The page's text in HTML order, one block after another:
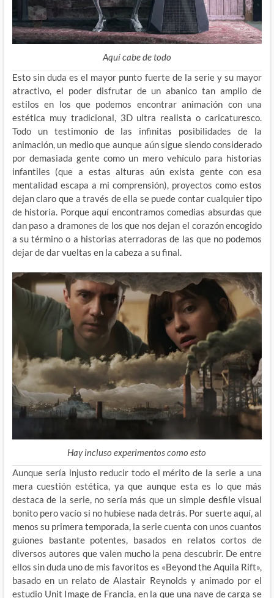
Aquí cabe de todo
Esto sin duda es el mayor punto fuerte de la serie y su mayor
atractivo, el poder disfrutar de un abanico tan amplio de
estilos en los que podemos encontrar animación con una
estética muy tradicional, 3D ultra realista o caricaturesco.
Todo un testimonio de las infinitas posibilidades de la
animación, un medio que aunque aún sigue siendo considerado
por demasiada gente como un mero vehículo para historias
infantiles (que a estas alturas aún exista gente con esa
mentalidad escapa a mi comprensión), proyectos como estos
dejan claro que a través de ella se puede contar cualquier tipo
de historia. Porque aquí encontramos comedias absurdas que
dan paso a dramones de los que nos dejan el corazón encogido
a su término o a historias aterradoras de las que no podemos
dejar de dar vueltas en la cabeza a su final.
Hay incluso experimentos como esto
Aunque sería injusto reducir todo el mérito de la serie a una
mera cuestión estética, ya que aunque esta es lo que más
destaca de la serie, no sería más que un simple desfile visual
bonito pero vacío si no hubiese nada detrás. Por suerte aquí, al
menos su primera temporada, la serie cuenta con unos cuantos
guiones bastante potentes, basados en relatos cortos de
diversos autores que valen mucho la pena descubrir. De entre
ellos sin duda uno de mis favoritos es «Beyond the Aquila Rift»,
basado en un relato de Alastair Reynolds y animado por el
estudio Unit Image de Francia, en la que una nave de carga se